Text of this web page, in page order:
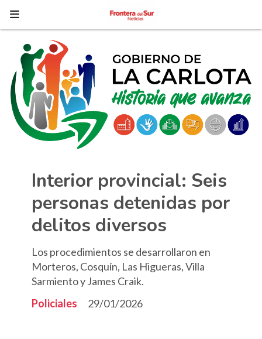
Interior provincial: Seis
personas detenidas por
delitos diversos
Los procedimientos se desarrollaron en
Morteros, Cosquín, Las Higueras, Villa
Sarmiento y James Craik.
Policiales
29/01/2026